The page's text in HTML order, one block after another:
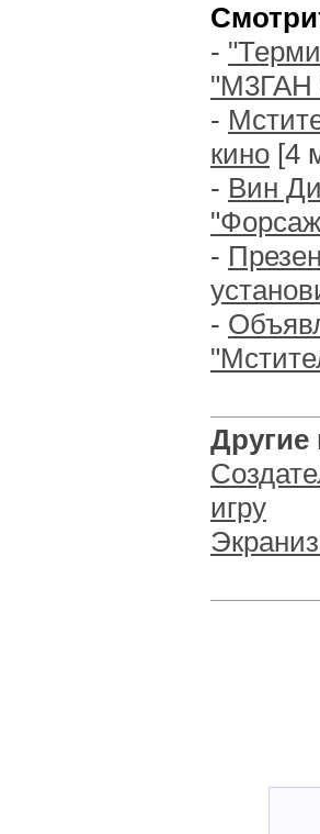
-
"М3ГАН
-
кино [4
- Вин
-
-
Другие
игру